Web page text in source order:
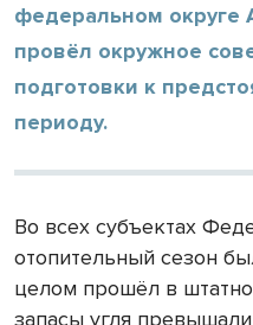
федеральном
провёл окружное
подготовки к
периоду.
Во всех субъектах
отопительный сезон
целом прошёл в
запасы угля